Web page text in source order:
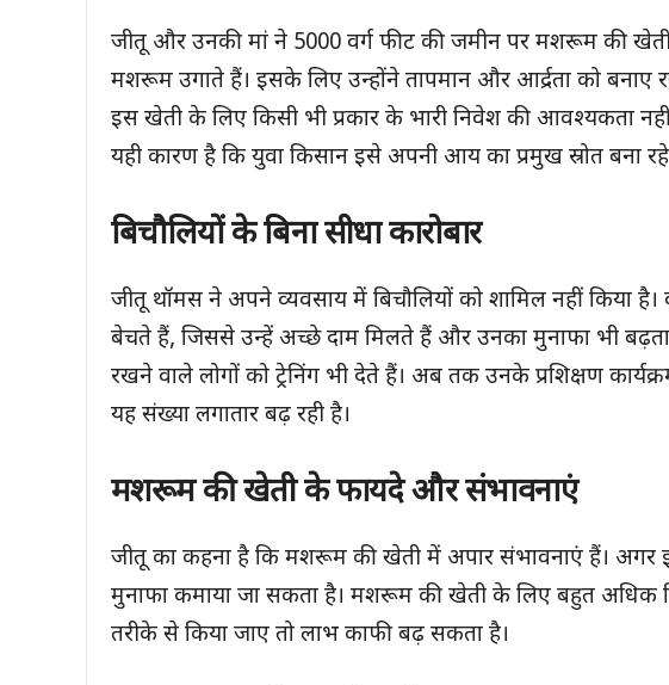
जीतू और उनकी मां ने 5000 वर्ग फीट की जमीन पर मशरूम की
मशरूम उगाते हैं। इसके लिए उन्होंने तापमान और आर्द्रता को बनाए
इस खेती के लिए किसी भी प्रकार के भारी निवेश की आवश्यकता
यही कारण है कि युवा किसान इसे अपनी आय का प्रमुख स्रोत बना
बिचौलियों के बिना सीधा कारोबार
जीतू थॉमस ने अपने व्यवसाय में बिचौलियों को शामिल नहीं किया
बेचते हैं, जिससे उन्हें अच्छे दाम मिलते हैं और उनका मुनाफा भी
रखने वाले लोगों को ट्रेनिंग भी देते हैं। अब तक उनके प्रशिक्षण
यह संख्या लगातार बढ़ रही है।
मशरूम की खेती के फायदे और संभावनाएं
जीतू का कहना है कि मशरूम की खेती में अपार संभावनाएं हैं। अगर
मुनाफा कमाया जा सकता है। मशरूम की खेती के लिए बहुत अधिक
तरीके से किया जाए तो लाभ काफी बढ़ सकता है।